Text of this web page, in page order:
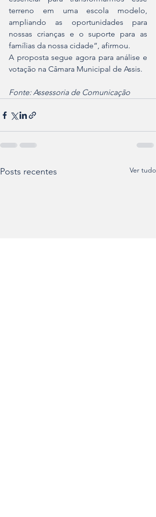
terreno em uma escola modelo,
ampliando as oportunidades para
nossas crianças e o suporte para as
famílias da nossa cidade”, afirmou.
A proposta segue agora para análise e
votação na Câmara Municipal de Assis.
Fonte: Assessoria de Comunicação
Posts recentes Ver tudo